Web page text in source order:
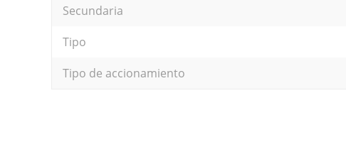
Secundaria
Tipo
Tipo de accionamiento